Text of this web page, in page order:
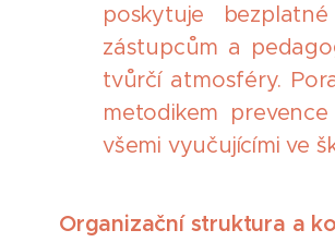
poskytuje
zástupcům a
tvůrčí atmosféry.
metodikem
všemi vyučujícími ve
Organizační struktura a